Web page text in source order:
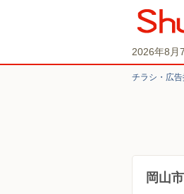
2026年8月
チラシ・​広告
岡山